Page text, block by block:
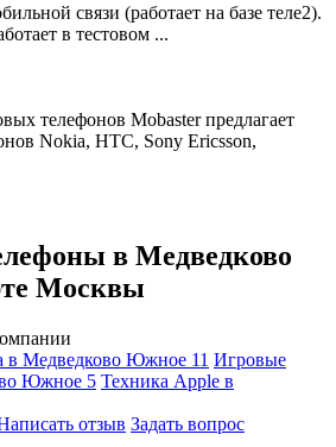
связи (работает на базе теле2).
в тестовом ...
телефонов Mobaster предлагает
Nokia, HTC, Sony Ericsson,
в Медведково
Москвы
в Медведково Южное 11 Игровые
Южное 5 Техника Apple в
отзыв Задать вопрос